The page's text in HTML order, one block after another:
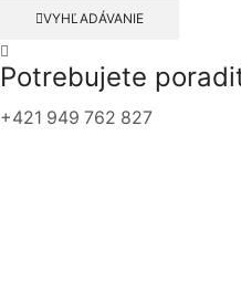
VYHĽADÁVANIE
Potrebujete
+421 949 762 827